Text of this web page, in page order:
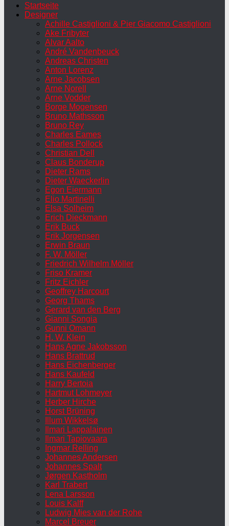
Startseite
Designer
Achille Castiglioni & Pier Giacomo Castiglioni
Ake Fribyter
Alvar Aalto
André Vandenbeuck
Andreas Christen
Anton Lorenz
Arne Jacobsen
Arne Norell
Arne Vodder
Borge Mogensen
Bruno Mathsson
Bruno Rey
Charles Eames
Charles Pollock
Christian Dell
Claus Bonderup
Dieter Rams
Dieter Waeckerlin
Egon Eiermann
Elio Martinelli
Elsa Solheim
Erich Dieckmann
Erik Buck
Erik Jorgensen
Erwin Braun
F. W. Möller
Friedrich Wilhelm Möller
Friso Kramer
Fritz Eichler
Geoffrey Harcourt
Georg Thams
Gerard van den Berg
Gianni Songia
Gunni Omann
H. W. Klein
Hans Agne Jakobsson
Hans Brattrud
Hans Eichenberger
Hans Kaufeld
Harry Bertoia
Hartmut Lohmeyer
Herber Hirche
Horst Brüning
Illum Wikkelsø
Ilmari Lappalainen
Ilmari Tapiovaara
Ingmar Relling
Johannes Andersen
Johannes Spalt
Jørgen Kastholm
Karl Trabert
Lena Larsson
Louis Kalff
Ludwig Mies van der Rohe
Marcel Breuer